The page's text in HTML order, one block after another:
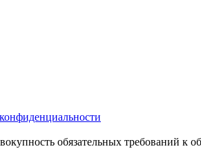
обязательных требований к